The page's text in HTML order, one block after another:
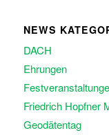
NEWS
DACH
Ehrungen
Friedrich Hopfner
Geodätentag